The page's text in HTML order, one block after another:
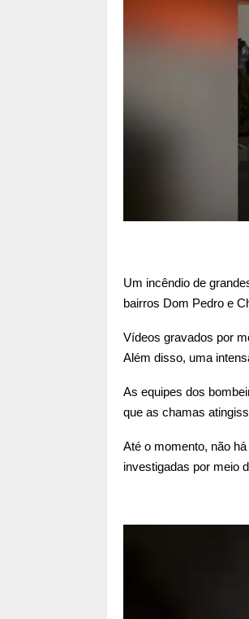
Um incêndio de
bairros Dom Pedro e
Vídeos gravados por
Além disso, uma
As equipes dos
que as chamas
Até o momento, não
investigadas por meio